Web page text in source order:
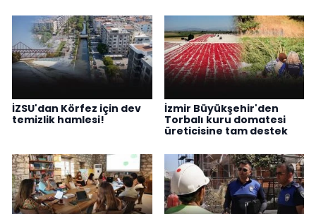
İZSU'dan Körfez için dev
temizlik hamlesi!
İzmir Büyükşehir'den
Torbalı kuru domatesi
üreticisine tam destek